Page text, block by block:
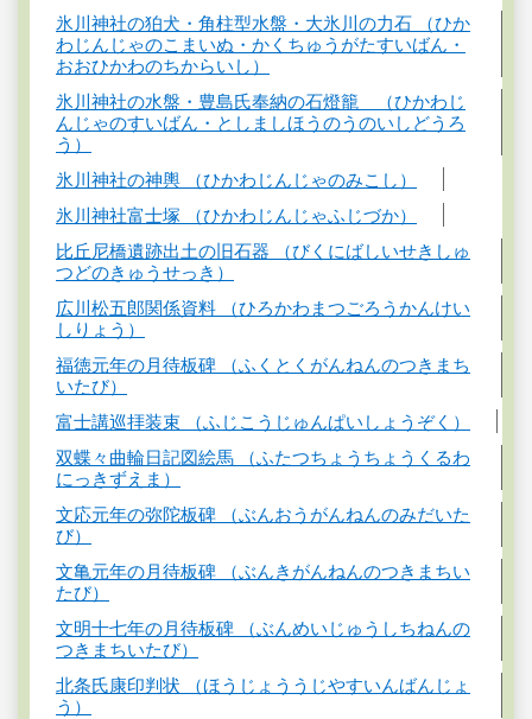
氷川神社の狛犬・角柱型水盤・大氷川の力石 （ひか
わじんじゃのこまいぬ・かくちゅうがたすいばん・
おおひかわのちからいし）
氷川神社の水盤・豊島氏奉納の石燈籠 （ひかわじ
んじゃのすいばん・としましほうのうのいしどうろ
う）
氷川神社の神輿 （ひかわじんじゃのみこし）
氷川神社富士塚 （ひかわじんじゃふじづか）
比丘尼橋遺跡出土の旧石器 （びくにばしいせきしゅ
つどのきゅうせっき）
広川松五郎関係資料 （ひろかわまつごろうかんけい
しりょう）
福徳元年の月待板碑 （ふくとくがんねんのつきまち
いたび）
富士講巡拝装束 （ふじこうじゅんぱいしょうぞく）
双蝶々曲輪日記図絵馬 （ふたつちょうちょうくるわ
にっきずえま）
文応元年の弥陀板碑 （ぶんおうがんねんのみだいた
び）
文亀元年の月待板碑 （ぶんきがんねんのつきまちい
たび）
文明十七年の月待板碑 （ぶんめいじゅうしちねんの
つきまちいたび）
北条氏康印判状 （ほうじょううじやすいんばんじょ
う）